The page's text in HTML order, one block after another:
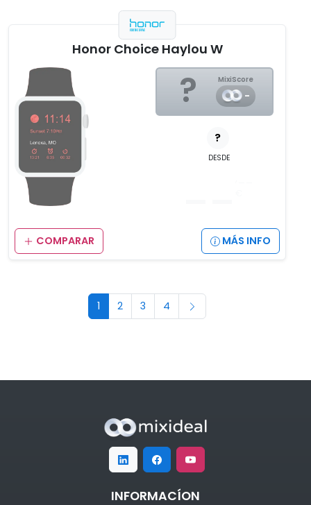
Honor Choice Haylou W
? MixiScore
-
?
DESDE
COMPARAR MÁS INFO
1 2 3 4
INFORMACÍON